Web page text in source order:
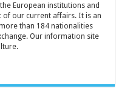
European institutions and
of our current affairs. It is an
than 184 nationalities
Our information site